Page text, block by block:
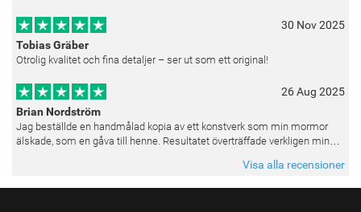
30 Nov 2025
Tobias Gräber
Otrolig kvalitet och fina detaljer – ser ut som ett original!
26 Aug 2025
Brian Nordström
Jag beställde en handmålad kopia av ett konstverk som min mormor
älskade, som en gåva till henne. Resultatet överträffade verkligen mina
Visa alla recensioner